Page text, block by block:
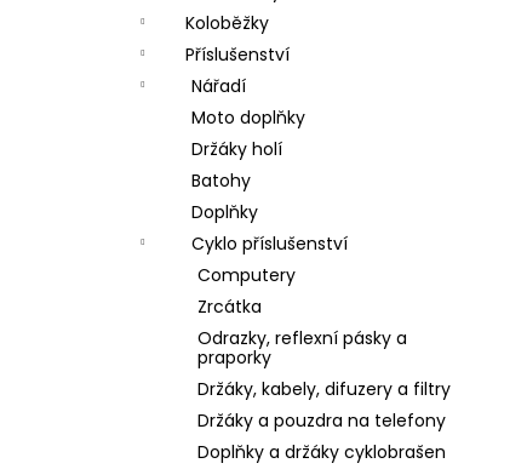
Koloběžky
Příslušenství
Nářadí
Moto doplňky
Držáky holí
Batohy
Doplňky
Cyklo příslušenství
Computery
Zrcátka
Odrazky, reflexní pásky a
praporky
Držáky, kabely, difuzery a filtry
Držáky a pouzdra na telefony
Doplňky a držáky cyklobrašen